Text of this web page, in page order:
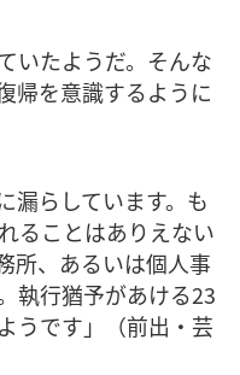
いたようだ。そんな
帰を意識するように
漏らしています。も
ることはありえない
所、あるいは個人事
執行猶予があける23
うです」（前出・芸